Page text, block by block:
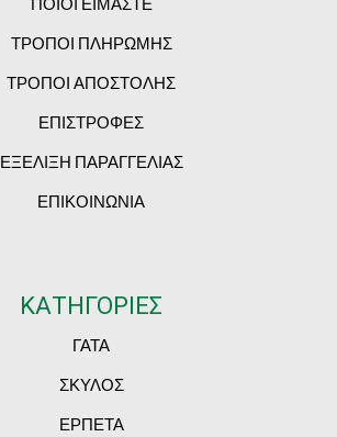
ΤΡΟΠΟΙ ΠΛΗΡΩΜΗΣ
ΤΡΟΠΟΙ ΑΠΟΣΤΟΛΗΣ
ΕΠΙΣΤΡΟΦΕΣ
ΕΞΕΛΙΞΗ ΠΑΡΑΓΓΕΛΙΑΣ
ΕΠΙΚΟΙΝΩΝΙΑ
ΚΑΤΗΓΟΡΙΕΣ
ΓΑΤΑ
ΣΚΥΛΟΣ
ΕΡΠΕΤΑ